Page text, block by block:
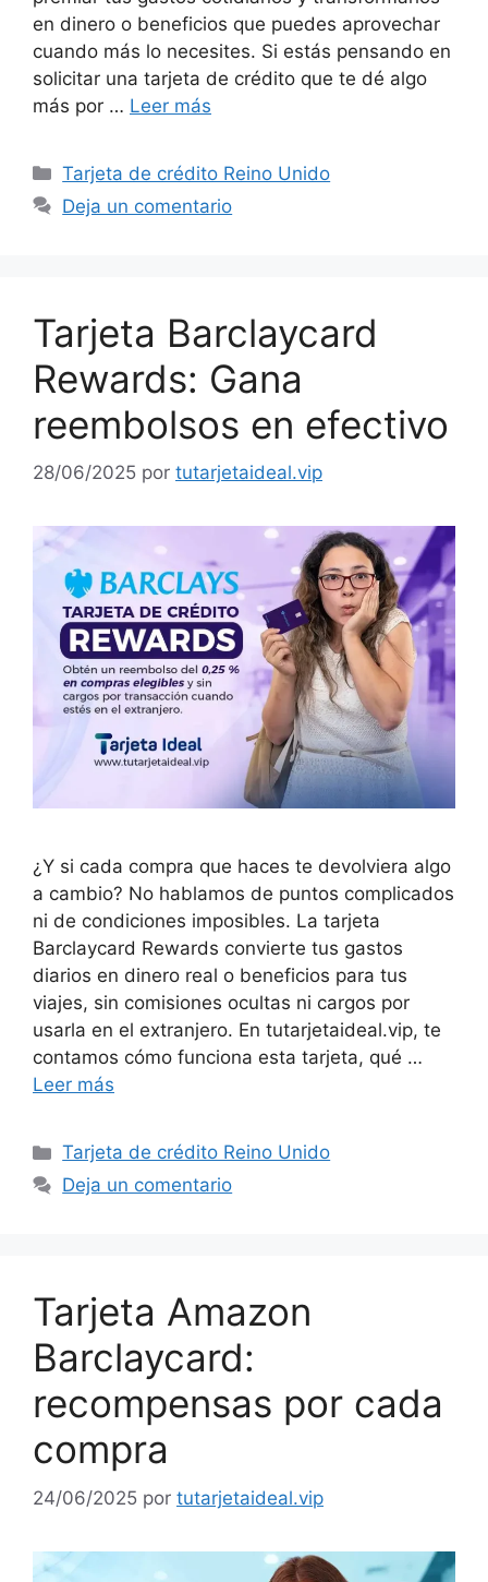
en dinero o beneficios que puedes aprovechar
cuando más lo necesites. Si estás pensando en
solicitar una tarjeta de crédito que te dé algo
más por … Leer más
Categorías
Tarjeta de crédito Reino Unido
Deja un comentario
Tarjeta Barclaycard
Rewards: Gana
reembolsos en efectivo
28/06/2025 por tutarjetaideal.vip
¿Y si cada compra que haces te devolviera algo
a cambio? No hablamos de puntos complicados
ni de condiciones imposibles. La tarjeta
Barclaycard Rewards convierte tus gastos
diarios en dinero real o beneficios para tus
viajes, sin comisiones ocultas ni cargos por
usarla en el extranjero. En tutarjetaideal.vip, te
contamos cómo funciona esta tarjeta, qué …
Leer más
Categorías
Tarjeta de crédito Reino Unido
Deja un comentario
Tarjeta Amazon
Barclaycard:
recompensas por cada
compra
24/06/2025 por tutarjetaideal.vip